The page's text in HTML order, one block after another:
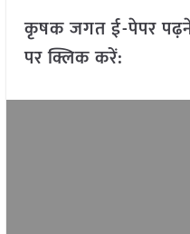
कृषक जगत ई-पेपर
पर क्लिक करें: